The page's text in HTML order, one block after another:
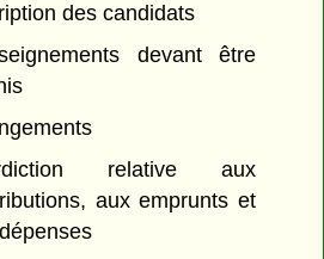
des candidats
devant être
relative aux
aux emprunts et